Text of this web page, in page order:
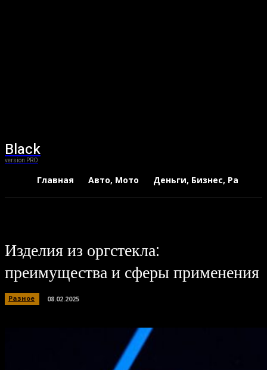
Black
version PRO
Главная Авто, Мото Деньги, Бизнес, Работа
Изделия из оргстекла:
преимущества и сферы применения
Разное 08.02.2025